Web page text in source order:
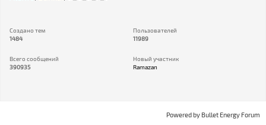
Создано тем
1484
Всего сообщений
390935
Пользователей
11989
Новый участник
Ramazan
Powered by Bullet Energy Forum